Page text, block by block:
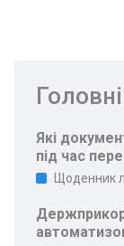
Які
під час
Щоденник